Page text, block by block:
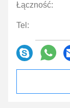
Łączność:
Tel: